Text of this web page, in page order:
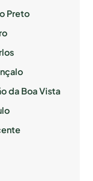
Preto
da Boa Vista